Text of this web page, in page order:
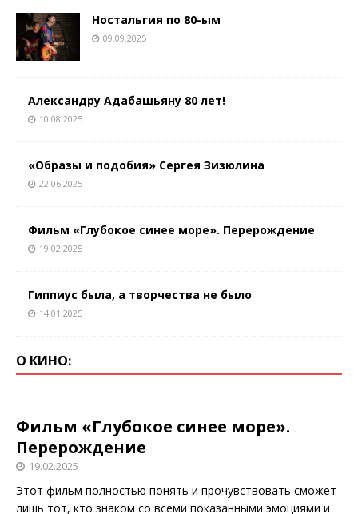
Ностальгия по 80-ым
09.09.2025
Александру Адабашьяну 80 лет!
10.08.2025
«Образы и подобия» Сергея Зизюлина
22.06.2025
Фильм «Глубокое синее море». Перерождение
19.02.2025
Гиппиус была, а творчества не было
14.01.2025
О КИНО:
Фильм «Глубокое синее море».
Перерождение
19.02.2025
Этот фильм полностью понять и прочувствовать сможет
лишь тот, кто знаком со всеми показанными эмоциями и